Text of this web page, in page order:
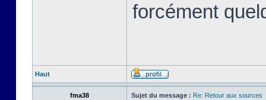
forcément
Haut
fma38 Sujet du message : Re: Retour aux sources